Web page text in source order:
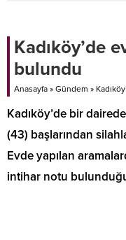
Kadıköy’de
bulundu
Anasayfa » Gündem »
Kadıköy’de bir
(43) başlarından
Evde yapılan
intihar notu